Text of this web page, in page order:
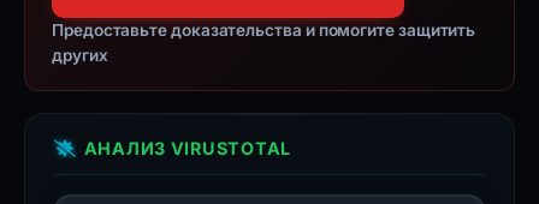
Предоставьте доказательства и помогите защитить
других
АНАЛИЗ VIRUSTOTAL